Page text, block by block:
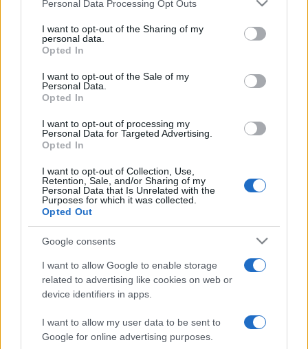
Personal Data Processing Opt Outs
I want to opt-out of the Sharing of my
personal data.
Opted In
I want to opt-out of the Sale of my
Personal Data.
Opted In
I want to opt-out of processing my
Personal Data for Targeted Advertising.
Opted In
I want to opt-out of Collection, Use,
Retention, Sale, and/or Sharing of my
Personal Data that Is Unrelated with the
Purposes for which it was collected.
Opted Out
Google consents
I want to allow Google to enable storage
related to advertising like cookies on web or
device identifiers in apps.
I want to allow my user data to be sent to
Google for online advertising purposes.
France
Pays de
Il existe 1 autre match à venir entre ces deux
équipes :France - Pays de Galles (Samedi 06
diffusion TV France Pays de Galles
verra s'affronterFranceetPays de Galles
Vendredi 31 Janvier 2025 à 21h15. Pour vous procurer
places France Pays de Galles, rendez-vous chez
notre partenaire
Pour suivre l'actu Six Nations
, n'hésitez pas à vous
rendre chez notre partenaire RezoSport.com qui
sélectionne l'actu rugby issue des meilleurs médias,
et propose également les classements, calendriers et
Retrouvez sur AgendaTV-Rugby.com, tout le